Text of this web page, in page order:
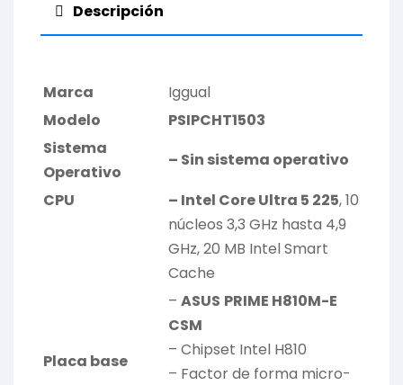
Descripción
Marca
Iggual
Modelo
PSIPCHT1503
Sistema
Operativo
– Sin sistema operativo
CPU
– Intel Core Ultra 5 225, 10
núcleos 3,3 GHz hasta 4,9
GHz, 20 MB Intel Smart
Cache
Placa base
– ASUS PRIME H810M-E
CSM
– Chipset Intel H810
– Factor de forma micro-